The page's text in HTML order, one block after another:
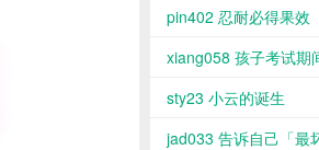
pin402 忍耐必得果效
xiang058 孩子考试期
sty23 小云的诞生
jad033 告诉自己「最